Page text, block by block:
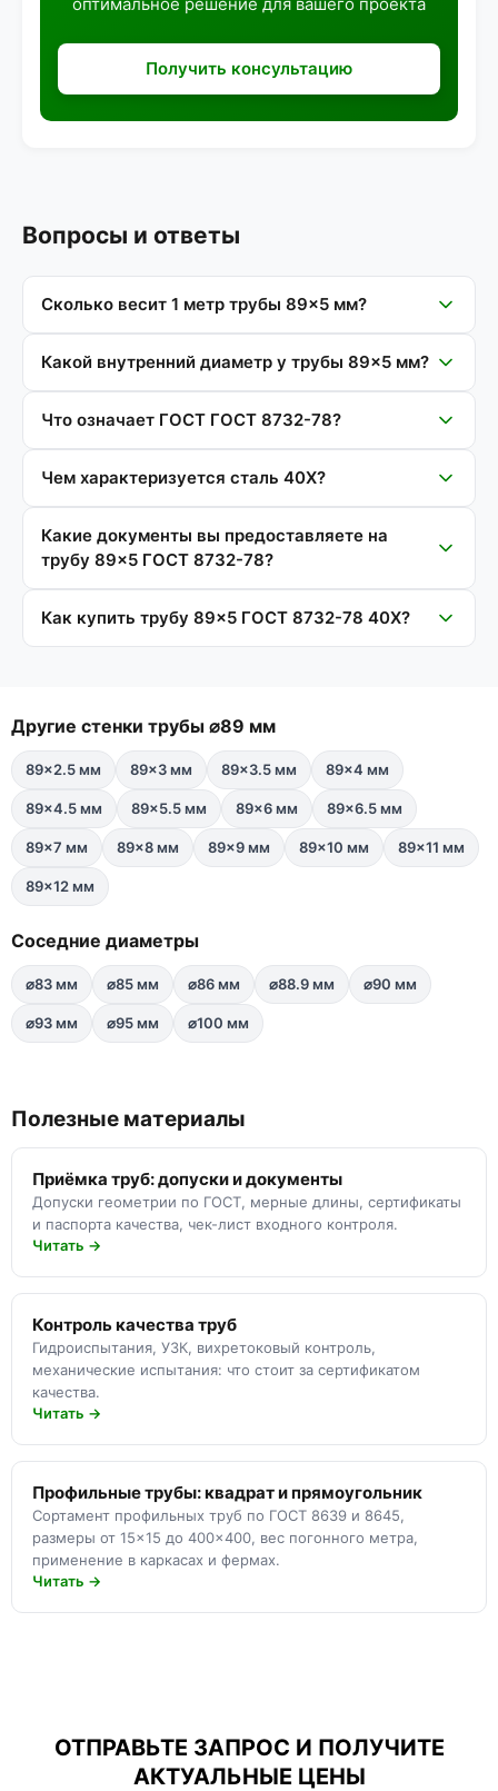
Получить консультацию
Вопросы и ответы
Сколько весит 1 метр трубы 89×5 мм?
Какой внутренний диаметр у трубы 89×5 мм?
Что означает ГОСТ ГОСТ 8732-78?
Чем характеризуется сталь 40Х?
Какие документы вы предоставляете на
трубу 89×5 ГОСТ 8732-78?
Как купить трубу 89×5 ГОСТ 8732-78 40Х?
Другие стенки трубы ⌀89 мм
89×2.5 мм 89×3 мм 89×3.5 мм 89×4 мм
89×4.5 мм 89×5.5 мм 89×6 мм 89×6.5 мм
89×7 мм 89×8 мм 89×9 мм 89×10 мм 89×11 мм
89×12 мм
Соседние диаметры
⌀83 мм ⌀85 мм ⌀86 мм ⌀88.9 мм ⌀90 мм
⌀93 мм ⌀95 мм ⌀100 мм
Полезные материалы
Приёмка труб: допуски и документы
Допуски геометрии по ГОСТ, мерные длины, сертификаты
и паспорта качества, чек-лист входного контроля.
Читать →
Контроль качества труб
Гидроиспытания, УЗК, вихретоковый контроль,
механические испытания: что стоит за сертификатом
качества.
Читать →
Профильные трубы: квадрат и прямоугольник
Сортамент профильных труб по ГОСТ 8639 и 8645,
размеры от 15×15 до 400×400, вес погонного метра,
применение в каркасах и фермах.
Читать →
ОТПРАВЬТЕ ЗАПРОС И ПОЛУЧИТЕ
АКТУАЛЬНЫЕ ЦЕНЫ